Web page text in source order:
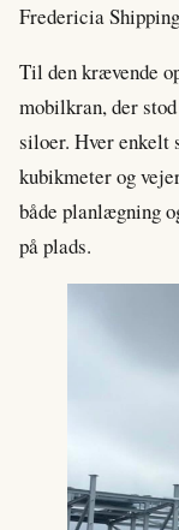
Fredericia
Til den krævende
mobilkran, der
siloer. Hver enkelt
kubikmeter og
både planlægning
på plads.